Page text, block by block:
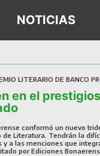
NOTICIAS
LITERARIO DE BANCO
en el
conformó un nuevo
de Literatura. Tendrán la
y a las menciones que
por Ediciones